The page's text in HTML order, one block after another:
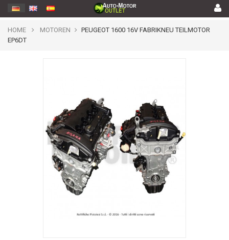
HOME MOTOREN
PEUGEOT 1600 16V FABRIKNEU TEILMOTOR
EP6DT